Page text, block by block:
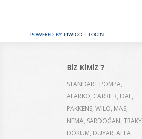
powered bypiwigo - login